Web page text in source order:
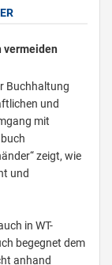
vermeiden
Buchhaltung
und
mit
zeigt, wie
und
in WT-
begegnet dem
anhand